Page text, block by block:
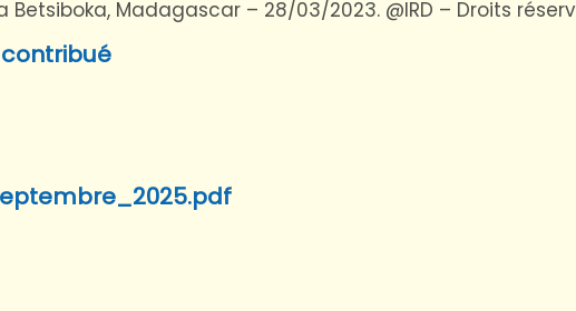
Madagascar – 28/03/2023. @IRD – Droits
contribué